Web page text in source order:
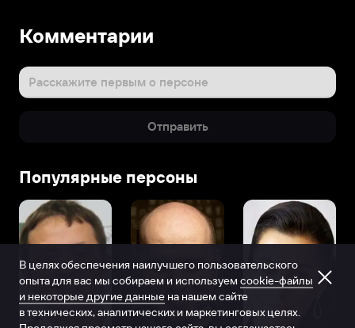
Комментарии
Расскажите первым о персоне
Отправить
Популярные персоны
В целях обеспечения наилучшего пользовательского
опыта для вас мы собираем и используем cookie-файлы
и некоторые другие данные на нашем сайте
в технических, аналитических и маркетинговых целях.